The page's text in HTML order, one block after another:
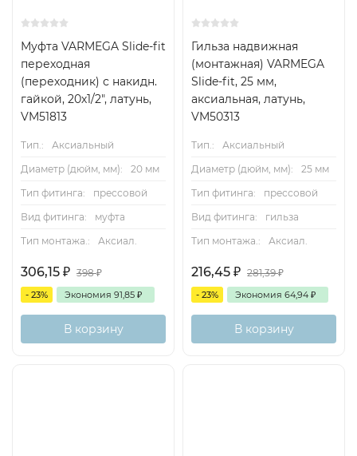
Муфта VARMEGA Slide-fit
переходная
(переходник) с накидн.
гайкой, 20х1/2", латунь,
VM51813
Тип.:
Аксиальный
Диаметр (дюйм, мм):
20 мм
Тип фитинга:
прессовой
Вид фитинга:
муфта
Тип монтажа.:
Аксиал.
306,15 ₽ 398₽
- 23% Экономия 91,85 ₽
В корзину
Гильза надвижная
(монтажная) VARMEGA
Slide-fit, 25 мм,
аксиальная, латунь,
VM50313
Тип.:
Аксиальный
Диаметр (дюйм, мм):
25 мм
Тип фитинга:
прессовой
Вид фитинга:
гильза
Тип монтажа.:
Аксиал.
216,45 ₽ 281,39₽
- 23% Экономия 64,94 ₽
В корзину